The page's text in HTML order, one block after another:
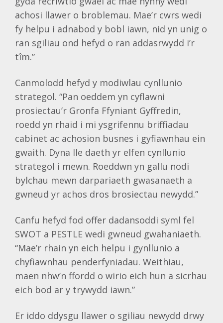
achosi llawer o broblemau. Mae’r cwrs wedi
fy helpu i adnabod y bobl iawn, nid yn unig o
ran sgiliau ond hefyd o ran addasrwydd i’r
tîm.”
Canmolodd hefyd y modiwlau cynllunio
strategol. “Pan oeddem yn cyflawni
prosiectau’r Gronfa Ffyniant Gyffredin,
roedd yn rhaid i mi ysgrifennu briffiadau
cabinet ac achosion busnes i gyfiawnhau ein
gwaith. Dyna lle daeth yr elfen cynllunio
strategol i mewn. Roeddwn yn gallu nodi
bylchau mewn darpariaeth gwasanaeth a
gwneud yr achos dros brosiectau newydd.”
Canfu hefyd fod offer dadansoddi syml fel
SWOT a PESTLE wedi gwneud gwahaniaeth.
“Mae’r rhain yn eich helpu i gynllunio a
chyfiawnhau penderfyniadau. Weithiau,
maen nhw’n ffordd o wirio eich hun a sicrhau
eich bod ar y trywydd iawn.”
Er iddo ddysgu llawer o sgiliau newydd drwy